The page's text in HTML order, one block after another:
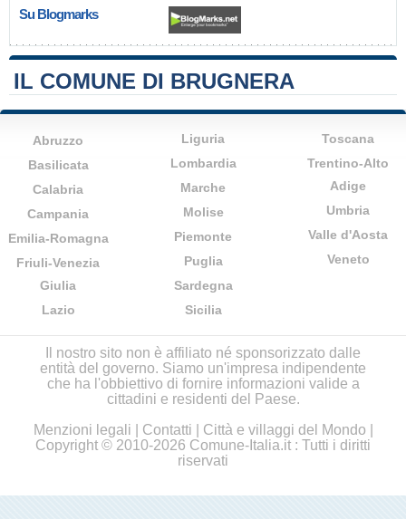
Su Blogmarks
IL COMUNE DI BRUGNERA
Abruzzo
Basilicata
Calabria
Campania
Emilia-Romagna
Friuli-Venezia
Giulia
Lazio
Liguria
Lombardia
Marche
Molise
Piemonte
Puglia
Sardegna
Sicilia
Toscana
Trentino-Alto
Adige
Umbria
Valle d'Aosta
Veneto
Il nostro sito non è affiliato né sponsorizzato dalle
entità del governo. Siamo un'impresa indipendente
che ha l'obbiettivo di fornire informazioni valide a
cittadini e residenti del Paese.
Menzioni legali
Contatti Città e villaggi del Mondo
Copyright © 2010-2026 Comune-Italia.it : Tutti i diritti
riservati